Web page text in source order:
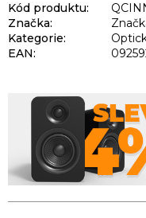
Kód produktu:
Značka:
Kategorie:
EAN: